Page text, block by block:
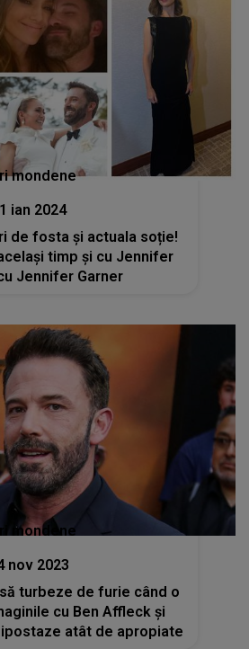
mondene
ian 2024
de fosta și actuala soție!
timp și cu Jennifer
Jennifer Garner
mondene
nov 2023
turbeze de furie când o
cu Ben Affleck și
atât de apropiate